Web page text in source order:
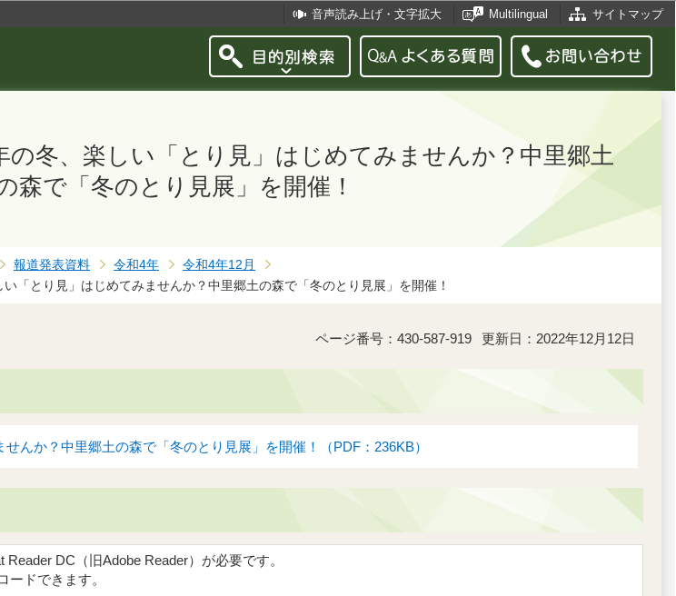
音声読み上げ・文字拡大 Multilingual サイトマップ
の冬、楽しい「とり見」はじめてみませんか？中里郷土
森で「冬のとり見展」を開催！
報道発表資料 令和4年
令和4年12月
「とり見」はじめてみませんか？中里郷土の森で「冬のとり見展」を開催！
ページ番号：430-587-919 更新日：2022年12月12日
んか？中里郷土の森で「冬のとり見展」を開催！（PDF：236KB）
DC（旧Adobe Reader）が必要です。
ードできます。